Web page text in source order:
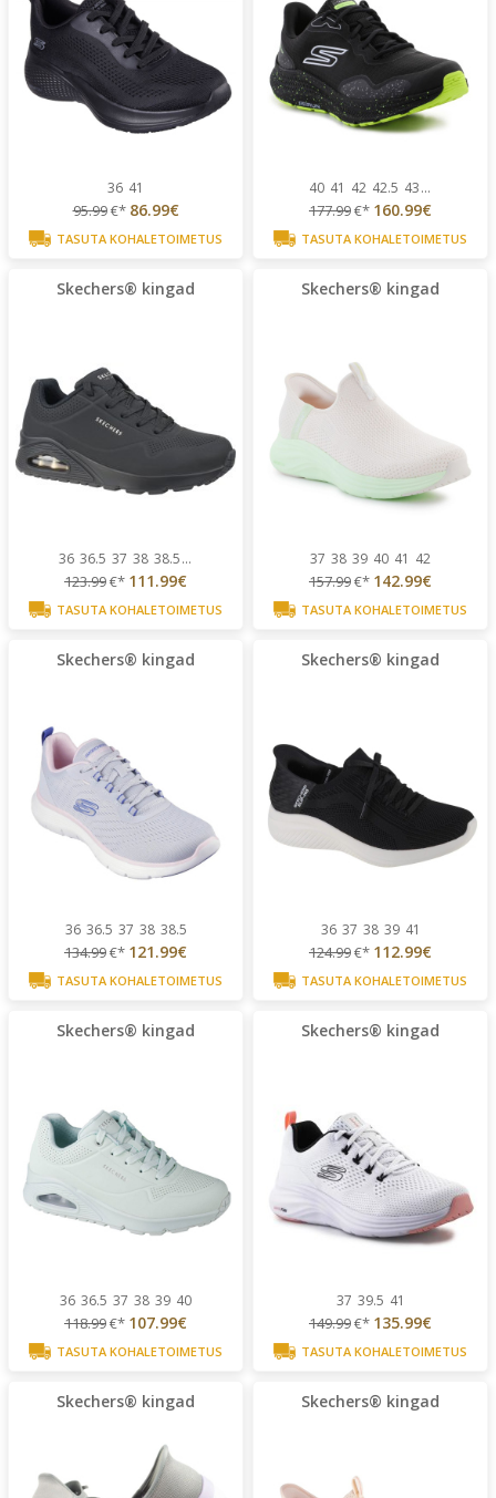
36 41
95.99€* 86.99€
TASUTA KOHALETOIMETUS
40 41 42 42.5 43...
177.99€* 160.99€
TASUTA KOHALETOIMETUS
Skechers® kingad
36 36.5 37 38 38.5...
123.99€* 111.99€
TASUTA KOHALETOIMETUS
Skechers® kingad
37 38 39 40 41 42
157.99€* 142.99€
TASUTA KOHALETOIMETUS
Skechers® kingad
36 36.5 37 38 38.5
134.99€* 121.99€
TASUTA KOHALETOIMETUS
Skechers® kingad
36 37 38 39 41
124.99€* 112.99€
TASUTA KOHALETOIMETUS
Skechers® kingad
36 36.5 37 38 39 40
118.99€* 107.99€
TASUTA KOHALETOIMETUS
Skechers® kingad
37 39.5 41
149.99€* 135.99€
TASUTA KOHALETOIMETUS
Skechers® kingad Skechers® kingad